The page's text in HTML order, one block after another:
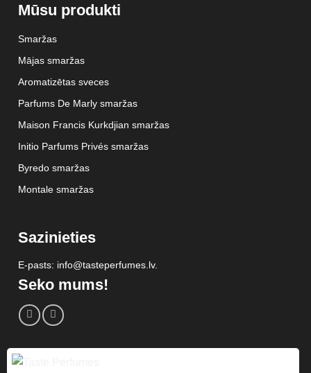
Mūsu produkti
Smaržas
Mājas smaržas
Aromatizētas sveces
Parfums De Marly smaržas
Maison Francis Kurkdjian smaržas
Initio Parfums Privés smaržas
Byredo smaržas
Montale smaržas
Sazinieties
E-pasts: info@tasteperfumes.lv.
Seko mums!